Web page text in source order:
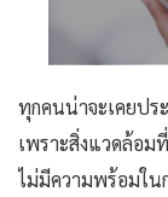
ทุกคนน่าจะเคยปร
เพราะสิ่งแวดล้อม
ไม่มีความพร้อมใน